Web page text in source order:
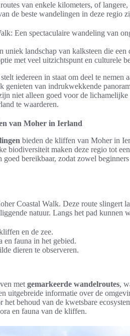
van enkele kilometers, of
de beste wandelingen in deze regio
Een spectaculaire wandeling van
landschap van kalksteen die een
met veel uitzichtspunt en culturele
iedereen in staat om deel te nemen
genieten van indrukwekkende
niet alleen goed voor de
te waarderen.
van Moher in Ierland
bieden de kliffen van Moher in
biodiversiteit maken deze regio tot
goed bereikbaar, zodat zowel
Coastal Walk. Deze route slingert
natuur. Langs het pad kunnen
en de zee.
en fauna in het gebied.
dieren te observeren.
met gemarkeerde wandelroutes,
uitgebreide informatie over de
het behoud van de kwetsbare
en fauna van de kliffen.